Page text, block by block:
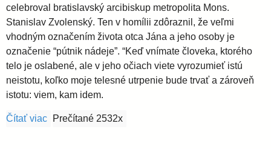
celebroval bratislavský arcibiskup metropolita Mons.
Stanislav Zvolenský. Ten v homílii zdôraznil, že veľmi
vhodným označením života otca Jána a jeho osoby je
označenie “pútnik nádeje”. “Keď vnímate človeka, ktorého
telo je oslabené, ale v jeho očiach viete vyrozumieť istú
neistotu, koľko moje telesné utrpenie bude trvať a zároveň
istotu: viem, kam idem.
Čítať viac o V krypte Katedrály bol pochovaný Mons. Ján
Prečítané 2532x